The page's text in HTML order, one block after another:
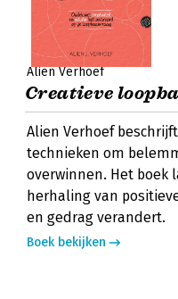
Alien Verhoef
Creatieve
Alien Verhoef
technieken om
overwinnen. Het boek
herhaling van
en gedrag verandert.
Boek bekijken